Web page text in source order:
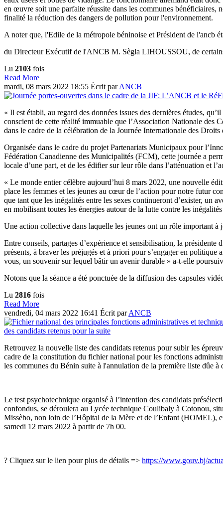
en œuvre soit une parfaite réussite dans les communes bénéficiaires,
finalité la réduction des dangers de pollution pour l'environnement.
A noter que, l'Edile de la métropole béninoise et Président de l'ancb
du Directeur Exécutif de l'ANCB M. Sègla LIHOUSSOU, de
Lu 2103 fois
Read More
mardi, 08 mars 2022 18:55 Écrit parANCB
« Il est établi, au regard des données issues des dernières études,
conscient de cette réalité immuable que l’Association Nationale des
dans le cadre de la célébration de la Journée Internationale des
Organisée dans le cadre du projet Partenariats Municipaux pour
Fédération Canadienne des Municipalités (FCM), cette journée a
locale d’une part, et de les édifier sur leur rôle dans l’atténuation et
« Le monde entier célèbre aujourd’hui 8 mars 2022, une nouvelle
place les femmes et les jeunes au cœur de l’action pour notre futur
que tant que les inégalités entre les sexes continueront d’exister, un
en mobilisant toutes les énergies autour de la lutte contre les
Une action collective dans laquelle les jeunes ont un rôle important
Entre conseils, partages d’expérience et sensibilisation, la
présents, à braver les préjugés et à priori pour s’engager en
vous, un souvenir sur lequel bâtir un avenir durable » a-t-elle
Notons que la séance a été ponctuée de la diffusion des capsules
Lu 2816 fois
Read More
vendredi, 04 mars 2022 16:41 Écrit parANCB
Retrouvez la nouvelle liste des candidats retenus pour subir les
cadre de la constitution du fichier national pour les fonctions
les communes du Bénin suite à l'annulation de la première liste dûe à
Le test psychotechnique organisé à l’intention des candidats
confondus, se déroulera au Lycée technique Coulibaly à Cotonou,
Missèbo, non loin de l’Hôpital de la Mère et de l’Enfant (HOMEL),
samedi 12 mars 2022 à partir de 7h 00.
? Cliquez sur le lien pour plus de détails => https://www.gouv.bj/